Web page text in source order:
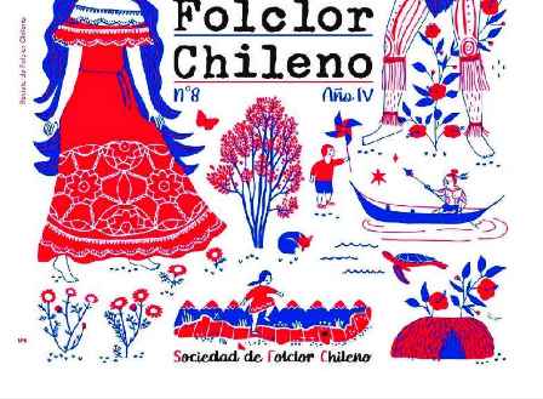
Revista Mandrágora N°2
LEER MÁS »
20 de abril de 2026